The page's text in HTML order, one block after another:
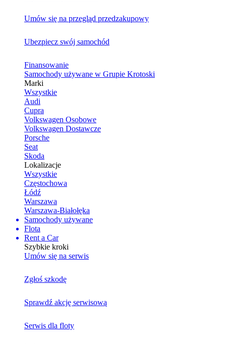
Umów się na przegląd przedzakupowy
Ubezpiecz swój samochód
Finansowanie
Samochody używane w Grupie Krotoski
Marki
Wszystkie
Audi
Cupra
Volkswagen Osobowe
Volkswagen Dostawcze
Porsche
Seat
Skoda
Lokalizacje
Wszystkie
Częstochowa
Łódź
Warszawa
Warszawa-Białołęka
Samochody używane
Flota
Rent a Car
Szybkie kroki
Umów się na serwis
Zgłoś szkodę
Sprawdź akcję serwisową
Serwis dla floty